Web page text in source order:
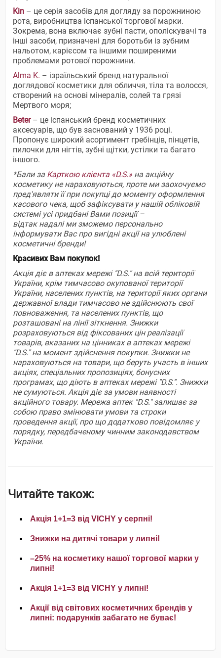
Kin – це серія засобів для догляду за порожниною
рота, виробництва іспанської торгової марки.
Зокрема, вона включає зубні пасти, ополіскувачі та
інші засоби, призначені для боротьби із зубним
нальотом, карієсом та іншими поширеними
проблемами ротової порожнини.
Alma K. – ізраїльський бренд натуральної
доглядової косметики для обличчя, тіла та волосся,
створений на основі мінералів, солей та грязі
Мертвого моря;
Beter– це іспанський бренд косметичних
аксесуарів, що був заснований у 1936 році.
Пропонує широкий асортимент гребінців, пінцетів,
пилочки для нігтів, зубні щітки, устілки та багато
іншого.
*Бали за Карткою клієнта «D.S.» на акційну
косметику не нараховуються, проте ми заохочуємо
пред'являти її при покупці до моменту оформлення
касового чека, щоб зафіксувати у нашій обліковій
системі усі придбані Вами позиції –
відтак надалі ми зможемо персонально
інформувати Вас про вигідні акції на улюблені
косметичні бренди!
Красивих Вам покупок!
Акція діє в аптеках мережі "D.S." на всій території
України, крім тимчасово окупованої території
України, населених пунктів, на території яких органи
державної влади тимчасово не здійснюють свої
повноваження, та населених пунктів, що
розташовані на лінії зіткнення. Знижки
розраховуються від фіксованих цін реалізації
товарів, вказаних на цінниках в аптеках мережі
"D.S." на момент здійснення покупки. Знижки не
нараховуються на товари, що беруть участь в інших
акціях, спеціальних пропозиціях, бонусних
програмах, що діють в аптеках мережі "D.S.". Знижки
не сумуються. Акція діє за умови наявності
акційного товару. Мережа аптек "D.S." залишає за
собою право змінювати умови та строки
проведення акції, про що додатково повідомляє у
порядку, передбаченому чинним законодавством
України.
Читайте також:
Акція 1+1=3 від VICHY у серпні!
Знижки на дитячі товари у липні!
–25% на косметику нашої торгової марки у
липні!
Акція 1+1=3 від VICHY у липні!
Акції від світових косметичних брендів у
липні: подарунків забагато не буває!